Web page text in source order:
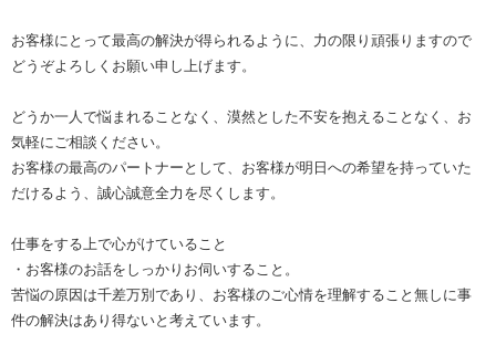
お客様にとって最高の解決が得られるように、力の限り頑張りますので
どうぞよろしくお願い申し上げます。
どうか一人で悩まれることなく、漠然とした不安を抱えることなく、お
気軽にご相談ください。
お客様の最高のパートナーとして、お客様が明日への希望を持っていた
だけるよう、誠心誠意全力を尽くします。
仕事をする上で心がけていること
・お客様のお話をしっかりお伺いすること。
苦悩の原因は千差万別であり、お客様のご心情を理解すること無しに事
件の解決はあり得ないと考えています。